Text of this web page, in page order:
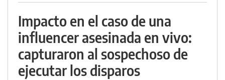
Impacto en el caso de una
influencer asesinada en vivo:
capturaron al sospechoso de
ejecutar los disparos